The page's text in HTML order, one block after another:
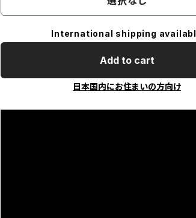
International shipping
Add to cart
日本国内にお住まいの方向け